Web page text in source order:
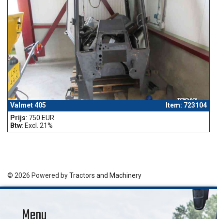
Valmet 405
Item: 723104
Prijs: 750 EUR
Btw: Excl. 21%
© 2026 Powered byTractors and Machinery